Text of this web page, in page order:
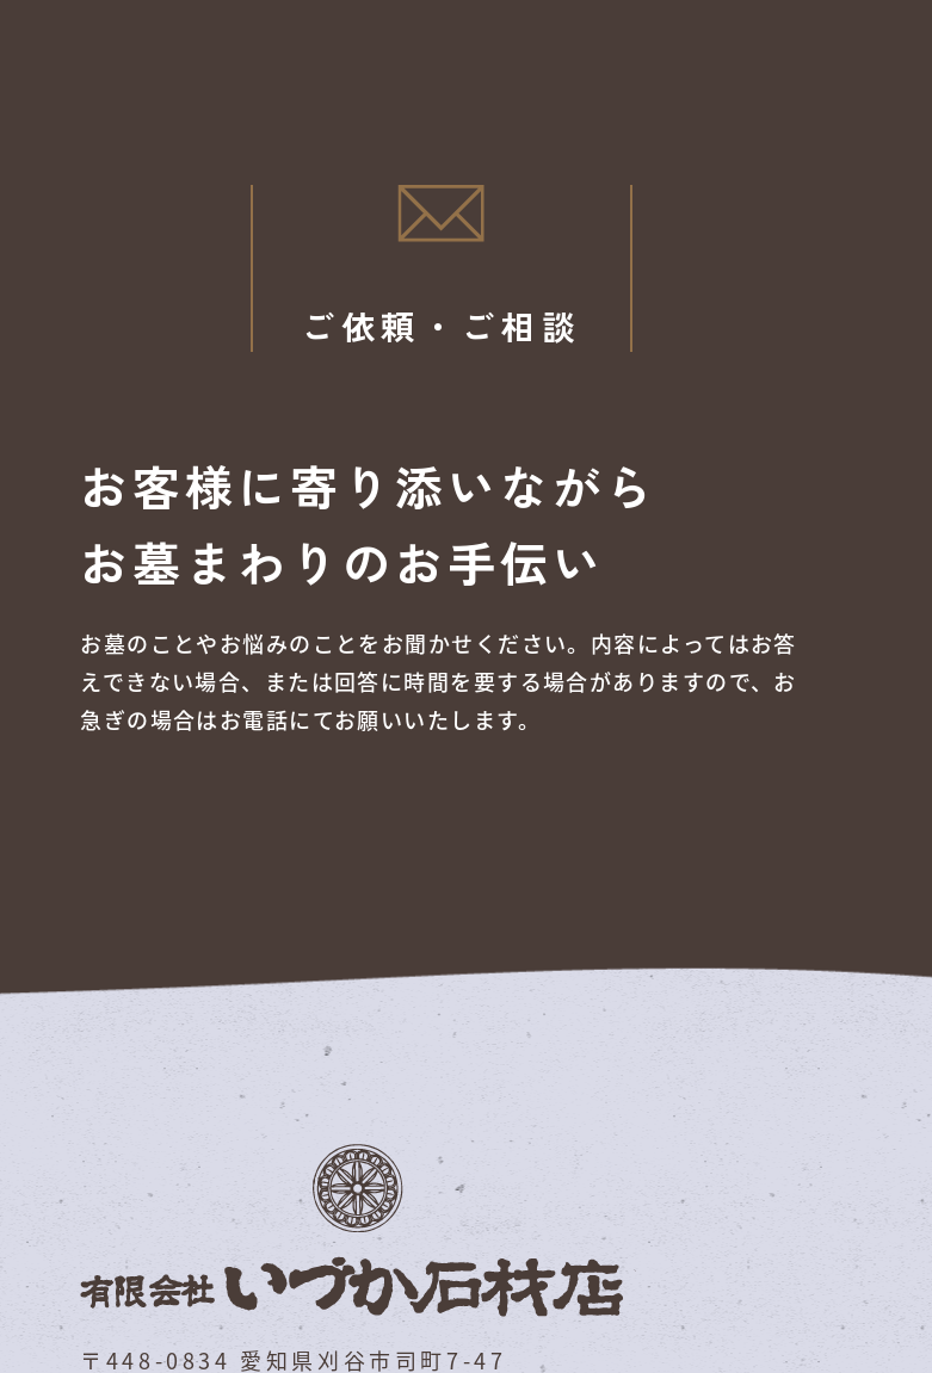
ご依頼・ご相談
お客様に寄り添いながら
お墓まわりのお手伝い
お墓のことやお悩みのことをお聞かせください。内容によってはお答
えできない場合、または回答に時間を要する場合がありますので、お
急ぎの場合はお電話にてお願いいたします。
〒448-0834 愛知県刈谷市司町7-47